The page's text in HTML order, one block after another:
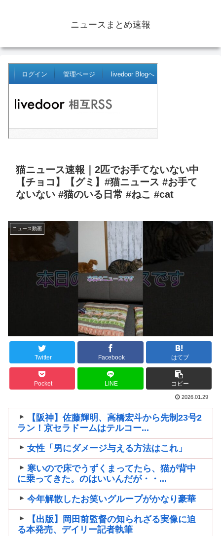
ニュースまとめ速報
猫ニュース速報｜2匹でお手てないない中
【チョコ】【グミ】#猫ニュース #お手て
ないない #猫のいる日常 #ねこ #cat
ニュース動画
Twitter Facebook はてブ
Pocket LINE コピー
2026.01.29
【阪神】佐藤輝明、高橋宏斗から先制23号2
ラン！京セラドームはテルコー...
女性「男にダメージ与える方法はこれ」
寒いので床でうずくまってたら、猫が背中
に乗ってきた。のはいいんだが・・...
今年解散したお笑いグループがかなり豪華
【出版】岡田前監督の知られざる実像に迫
る本発売、デイリー記者執筆